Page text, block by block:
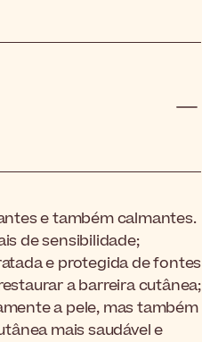
e também calmantes.
de sensibilidade;
e protegida de fontes
a barreira cutânea;
a pele, mas também
mais saudável e